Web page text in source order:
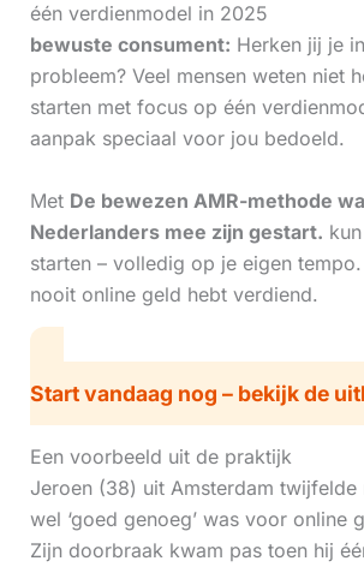
één verdienmodel in 2025
bewuste consument: Herken jij je
probleem? Veel mensen weten niet
starten met focus op één
aanpak speciaal voor jou bedoeld.
Met De bewezen AMR-methode
Nederlanders mee zijn gestart.
starten – volledig op je eigen
nooit online geld hebt verdiend.
Start vandaag nog – bekijk de
Een voorbeeld uit de praktijk
Jeroen (38) uit Amsterdam twijfelde
wel ‘goed genoeg’ was voor online
Zijn doorbraak kwam pas toen hij